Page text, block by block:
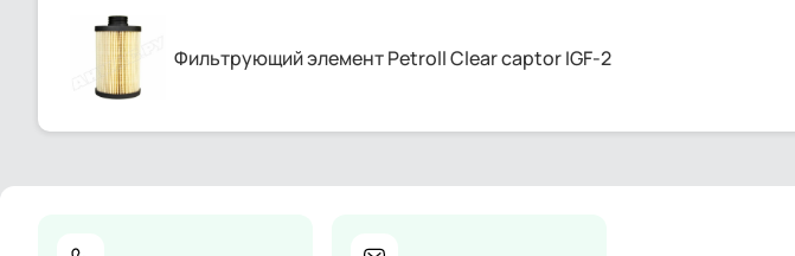
Фильтрующий элемент Petroll Clear captor IGF-2